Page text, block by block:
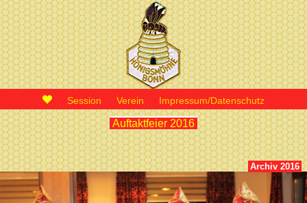
Session Verein Impressum/Datenschutz
Auftaktfeier 2016
Archiv 2016